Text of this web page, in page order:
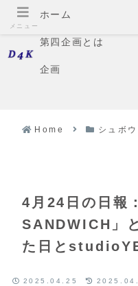
ホーム
第四企画とは
企画
Home シュボ
4月24日の日報
SANDWICH」
た日と
2025.04.25
メニュー